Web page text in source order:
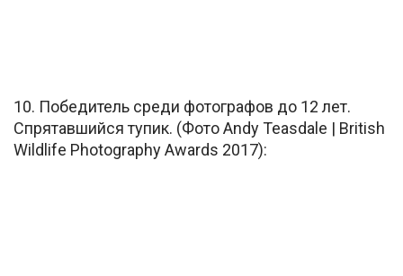
10. Победитель среди фотографов до 12 лет.
Спрятавшийся тупик. (Фото Andy Teasdale | British
Wildlife Photography Awards 2017):